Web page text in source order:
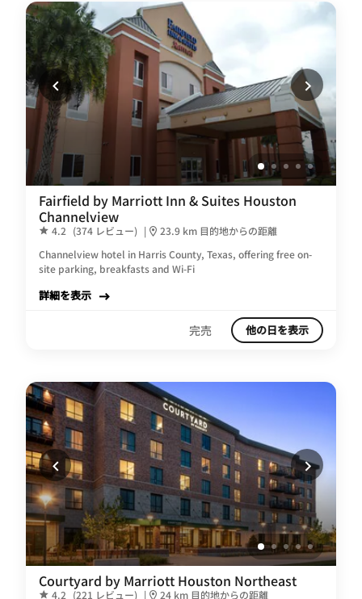
Fairfield by Marriott Inn & Suites Houston
Channelview
4.2 (374 レビュー) |
23.9 km 目的地からの距離
Channelview hotel in Harris County, Texas, offering free on-
site parking, breakfasts and Wi-Fi
詳細を表示
完売 他の日を表示
Courtyard by Marriott Houston Northeast
4.2 (221 レビュー) |
24 km 目的地からの距離